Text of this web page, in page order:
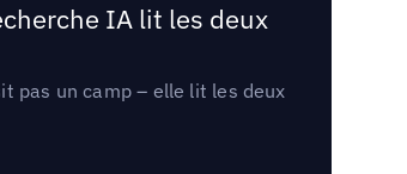
IA lit les deux
pas un camp – elle lit les deux